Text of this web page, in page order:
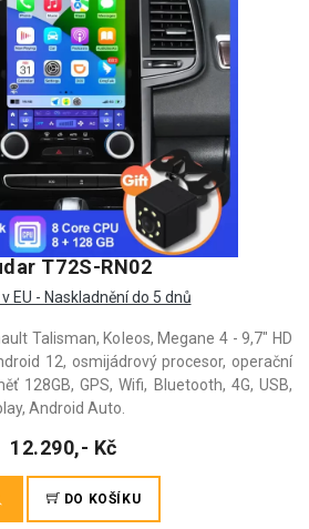
T72S-RN02
EU - Naskladnění do 5 dnů
Talisman, Koleos, Megane 4 - 9,7" HD
12, osmijádrový procesor, operační
128GB, GPS, Wifi, Bluetooth, 4G, USB,
Android Auto.
12.290,- Kč
DO KOŠÍKU